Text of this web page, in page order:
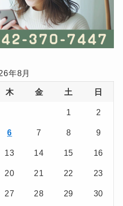
年8月
木 金 土 日
1 2
6 7 8 9
13 14 15 16
20 21 22 23
27 28 29 30